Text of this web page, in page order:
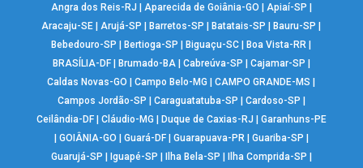
Angra dos Reis-RJ | Aparecida de Goiânia-GO | Apiaí-SP |
Aracaju-SE | Arujá-SP |Barretos-SP |Batatais-SP |Bauru-SP |
Bebedouro-SP |Bertioga-SP |Biguaçu-SC |Boa Vista-RR |
BRASÍLIA-DF| Brumado-BA| Cabreúva-SP | Cajamar-SP |
Caldas Novas-GO |Campo Belo-MG |CAMPO GRANDE-MS |
Campos Jordão-SP | Caraguatatuba-SP | Cardoso-SP |
Ceilândia-DF| Cláudio-MG | Duque de Caxias-RJ | Garanhuns-PE
| GOIÂNIA-GO | Guará-DF| Guarapuava-PR | Guariba-SP |
Guarujá-SP | Iguapé-SP | Ilha Bela-SP | Ilha Comprida-SP |